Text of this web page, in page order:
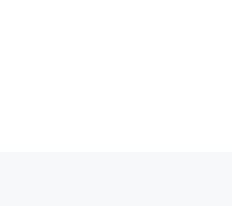
articles